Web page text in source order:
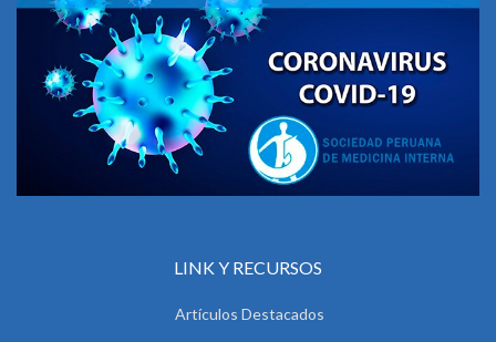
LINK Y RECURSOS
Artículos Destacados